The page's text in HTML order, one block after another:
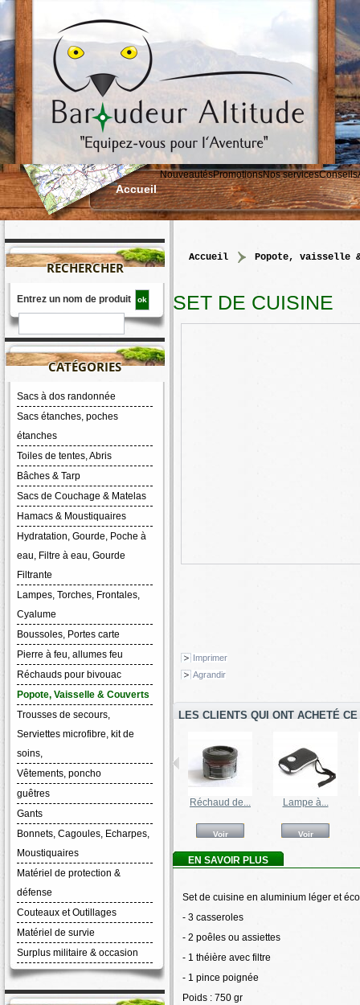
Accueil
NouveautésPromotionsNos servicesConseils
RECHERCHER
Entrez un nom de produit
CATÉGORIES
Sacs à dos randonnée
Sacs étanches, poches
étanches
Toiles de tentes, Abris
Bâches & Tarp
Sacs de Couchage & Matelas
Hamacs & Moustiquaires
Hydratation, Gourde, Poche à
eau, Filtre à eau, Gourde
Filtrante
Lampes, Torches, Frontales,
Cyalume
Boussoles, Portes carte
Pierre à feu, allumes feu
Réchauds pour bivouac
Popote, Vaisselle & Couverts
Trousses de secours,
Serviettes microfibre, kit de
soins,
Vêtements, poncho
guêtres
Gants
Bonnets, Cagoules, Echarpes,
Moustiquaires
Matériel de protection &
défense
Couteaux et Outillages
Matériel de survie
Surplus militaire & occasion
accueil > popote, vaisselle
SET DE CUISINE
Imprimer
Agrandir
LES CLIENTS QUI ONT ACHETÉ
Micropur...
Voir
Sac à dos...
Voir
Réchaud de...
Voir
Lampe à...
Voir
EN SAVOIR PLUS
Set de cuisine en aluminium léger et
- 3 casseroles
- 2 poêles ou assiettes
- 1 théière avec filtre
- 1 pince poignée
Poids : 750 gr